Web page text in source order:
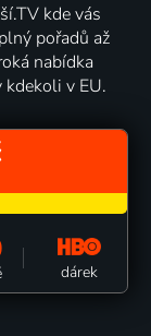
kde vás
pořadů až
nabídka
kdekoli v EU.
dárek